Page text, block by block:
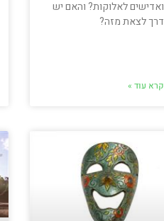
ואדישים לאלוקות? והאם יש
דרך לצאת מזה?
קרא עוד »